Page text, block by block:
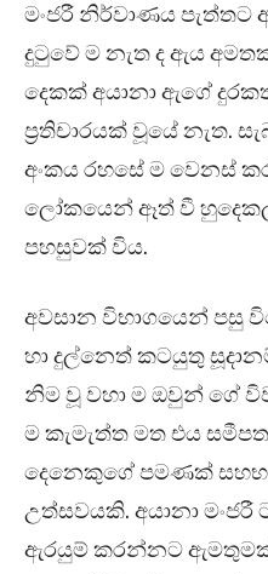
මංජරී නිර්වාණය පැත්තට
දුටුවේ ම නැත ද ඇය
දෙකක් අයානා ඇගේ
ප්‍රතිචාරයක් වූයේ නැත.
අංකය රහසේ ම වෙනස්
ලෝකයෙන් ඈත් වී
පහසුවක් විය.
අවසාන විභාගයෙන් පසු
හා දුල්නෙත් කටයුතු
නිම වූ වහා ම ඔවුන් ගේ
ම කැමැත්ත මත එය
දෙනෙකුගේ පමණක්
උත්සවයකි. අයානා
ඇරයුම් කරන්නට